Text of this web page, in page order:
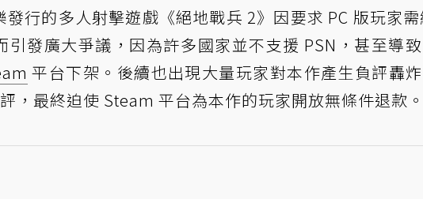
行的多人射擊遊戲《絕地戰兵 2》因要求 PC 版玩家需
引發廣大爭議，因為許多國家並不支援 PSN，甚至導
平台下架。後續也出現大量玩家對本作產生負評轟
，最終迫使 Steam 平台為本作的玩家開放無條件退款。